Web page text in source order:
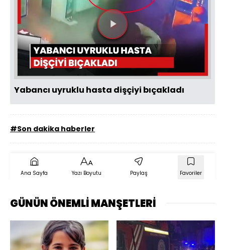
Videoyu
Oynat
Yabancı uyruklu hasta dişçiyi bıçakladı
#Son dakika haberler
Ana Sayfa Yazı Boyutu Paylaş Favoriler
GÜNÜN ÖNEMLİ MANŞETLERİ